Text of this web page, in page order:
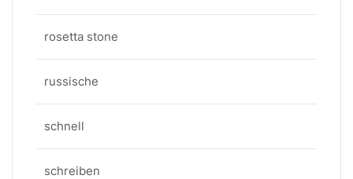
rosetta stone
russische
schnell
schreiben